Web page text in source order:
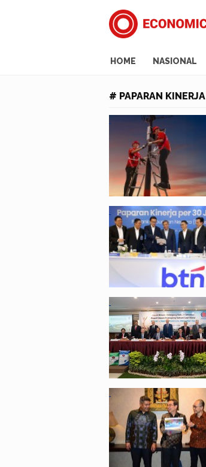
HOME NASIONAL
# PAPARAN KINERJA